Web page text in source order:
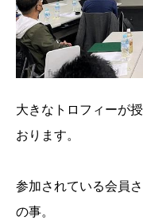
大きなトロフィーが
おります。
参加されている会員
の事。